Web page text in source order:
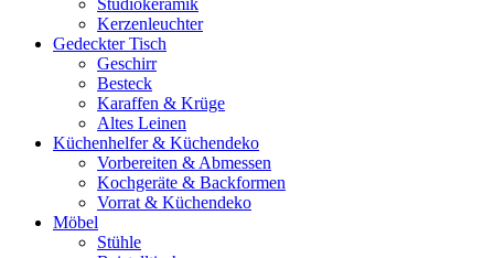
Studiokeramik
Kerzenleuchter
Gedeckter Tisch
Geschirr
Besteck
Karaffen & Krüge
Altes Leinen
Küchenhelfer & Küchendeko
Vorbereiten & Abmessen
Kochgeräte & Backformen
Vorrat & Küchendeko
Möbel
Stühle